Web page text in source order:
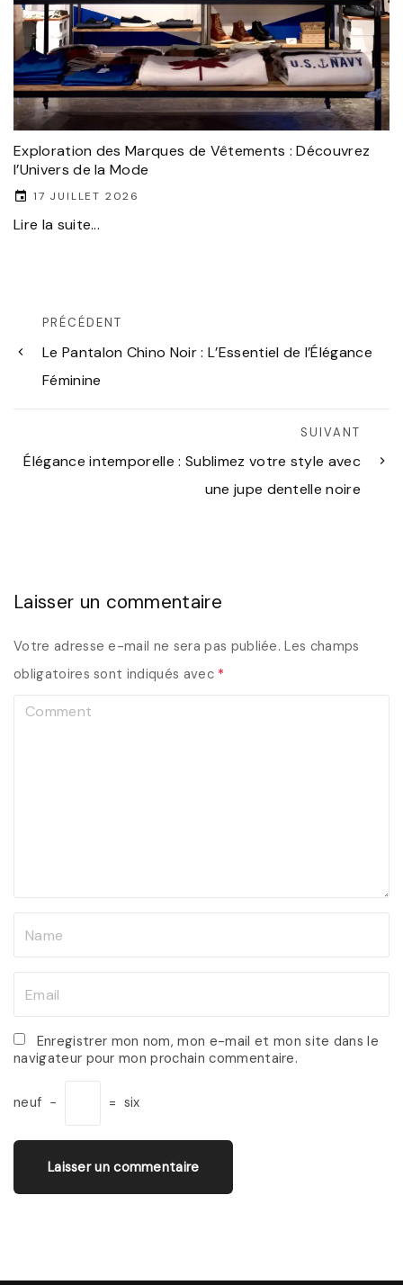
Exploration des Marques de Vêtements : Découvrez
l’Univers de la Mode
17 JUILLET 2026
Lire la suite...
PRÉCÉDENT
Le Pantalon Chino Noir : L’Essentiel de l’Élégance
Féminine
SUIVANT
Élégance intemporelle : Sublimez votre style avec
une jupe dentelle noire
Laisser un commentaire
Votre adresse e-mail ne sera pas publiée. Les champs
obligatoires sont indiqués avec *
*
a
i
l
Enregistrer mon nom, mon e-mail et mon site dans le
navigateur pour mon prochain commentaire.
neuf − = six